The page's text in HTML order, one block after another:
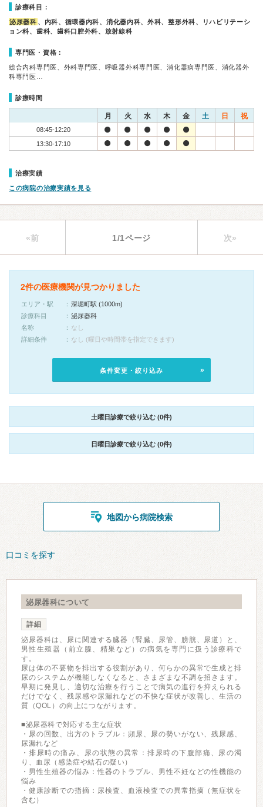
診療科目：
泌尿器科 、内科、循環器内科、消化器内科、外科、整形外科、リハビリテーシ
ョン科、歯科、歯科口腔外科、放射線科
専門医・資格：
総合内科専門医、外科専門医、呼吸器外科専門医、消化器病専門医、消化器外
科専門医…
診療時間
月 火 水 木 金 土 日 祝
08:45-12:20
13:30-17:10
治療実績
この病院の治療実績を見る
«前 1/1ページ 次»
2件の医療機関が見つかりました
エリア・駅
深堀町駅 (1000m)
診療科目
泌尿器科
名称
なし
詳細条件
なし (曜日や時間帯を指定できます)
条件変更・絞り込み
土曜日診療で絞り込む (0件)
日曜日診療で絞り込む (0件)
地図から病院検索
口コミを探す
泌尿器科について
詳細
泌尿器科は、尿に関連する臓器（腎臓、尿管、膀胱、尿道）と、
男性生殖器（前立腺、精巣など）の病気を専門に扱う診療科で
す。
尿は体の不要物を排出する役割があり、何らかの異常で生成と排
尿のシステムが機能しなくなると、さまざまな不調を招きます。
早期に発見し、適切な治療を行うことで病気の進行を抑えられる
だけでなく、残尿感や尿漏れなどの不快な症状が改善し、生活の
質（QOL）の向上につながります。
■泌尿器科で対応する主な症状
・尿の回数、出方のトラブル：頻尿、尿の勢いがない、残尿感、
尿漏れなど
・排尿時の痛み、尿の状態の異常：排尿時の下腹部痛、尿の濁
り、血尿（感染症や結石の疑い）
・男性生殖器の悩み：性器のトラブル、男性不妊などの性機能の
悩み
・健康診断での指摘：尿検査、血液検査での異常指摘（無症状を
含む）